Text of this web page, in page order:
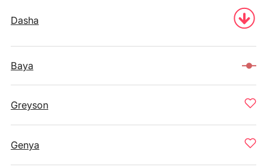
Dasha
Baya
Greyson
Genya